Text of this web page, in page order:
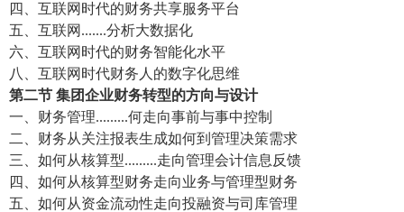
四、 互联网 时代的财务共享服务平台
五、 互联网 .......分析大数据化
六、 互联网 时代的财务智能化水平
八、 互联网 时代财务人 的数字化思维
第二节 集团企业财务转型的方向与设计
一、财务管理.........何走向事前与事中控制
二、财务从关注报表生成如何到管理决策需求
三、如何从核算型.........走向管理会计信息反馈
四、如何从核算型财务走向业务与管理型财务
五、如何从资金流动性走向投融资与司库管理